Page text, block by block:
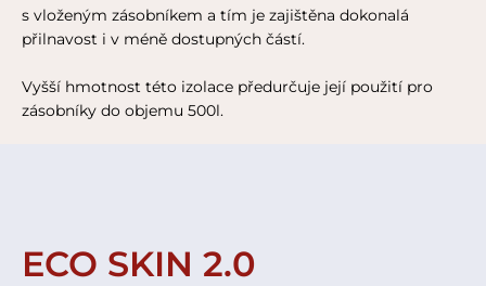
s vloženým zásobníkem a tím je zajištěna dokonalá
přilnavost i v méně dostupných částí.
Vyšší hmotnost této izolace předurčuje její použití pro
zásobníky do objemu 500l.
ECO SKIN 2.0